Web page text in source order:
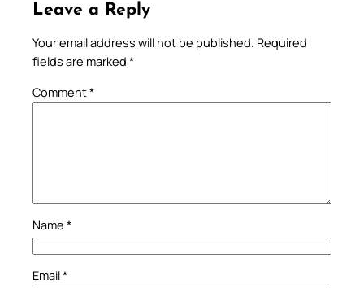
Leave a Reply
Your email address will not be published. Required
fields are marked *
Comment*
Name *
Email*